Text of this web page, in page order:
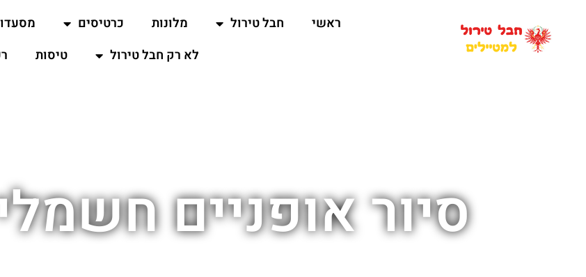
ראשי חבל טירול מלונות כרטיסים
לא רק חבל טירול
טיסות
סיור אופניים